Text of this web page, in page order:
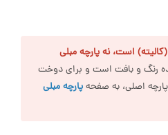
است، نه پارچه مبلی
رنگ و بافت است و برای دوخت
پارچه اصلی، به صفحهپارچه مبلی